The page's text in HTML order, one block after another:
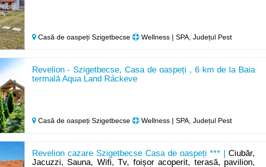
Casă de oaspeți Szigetbecse Wellness | SPA, Județul Pest
Revelion - Szigetbecse, Casa de oaspeți , 6 km de la Baia
termală Aqua Land Ráckeve
Casă de oaspeți Szigetbecse Wellness | SPA, Județul Pest
Revelion cazare Szigetbecse Casa de oaspeți *** |Ciubăr,
Jacuzzi, Sauna, Wifi, Tv, foișor acoperit, terasă, pavilion,